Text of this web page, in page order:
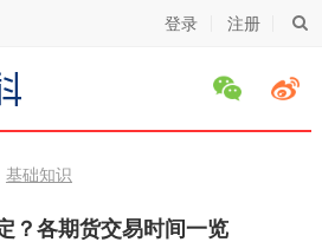
登录 注册
基础知识
？各期货交易时间一览